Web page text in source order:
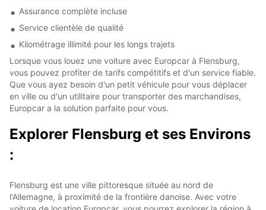
Assurance complète incluse
Service clientèle de qualité
Kilométrage illimité pour les longs trajets
Lorsque vous louez une voiture avec Europcar à Flensburg,
vous pouvez profiter de tarifs compétitifs et d'un service fiable.
Que vous ayez besoin d'un petit véhicule pour vous déplacer
en ville ou d'un utilitaire pour transporter des marchandises,
Europcar a la solution parfaite pour vous.
Explorer Flensburg et ses Environs
:
Flensburg est une ville pittoresque située au nord de
l'Allemagne, à proximité de la frontière danoise. Avec votre